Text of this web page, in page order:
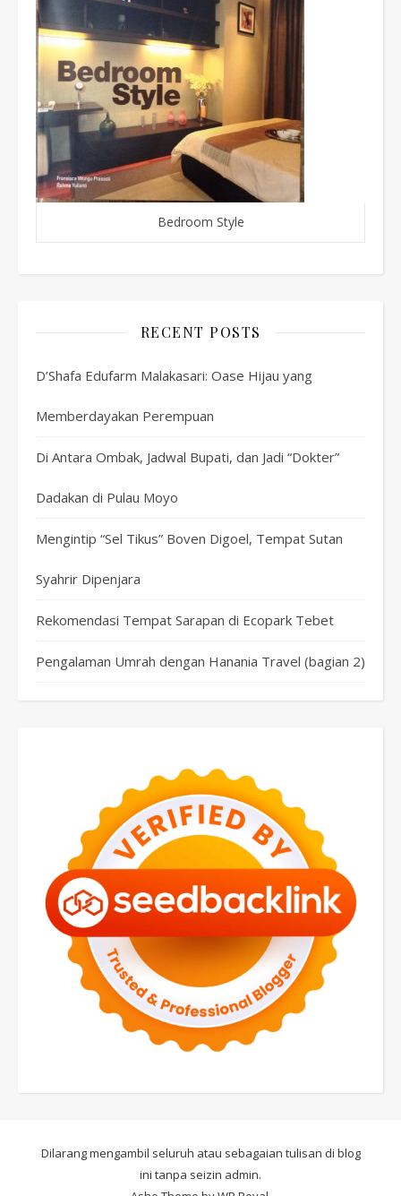
Bedroom Style
RECENT POSTS
D’Shafa Edufarm Malakasari: Oase Hijau yang
Memberdayakan Perempuan
Di Antara Ombak, Jadwal Bupati, dan Jadi “Dokter”
Dadakan di Pulau Moyo
Mengintip “Sel Tikus” Boven Digoel, Tempat Sutan
Syahrir Dipenjara
Rekomendasi Tempat Sarapan di Ecopark Tebet
Pengalaman Umrah dengan Hanania Travel (bagian 2)
Dilarang mengambil seluruh atau sebagaian tulisan di blog
ini tanpa seizin admin.